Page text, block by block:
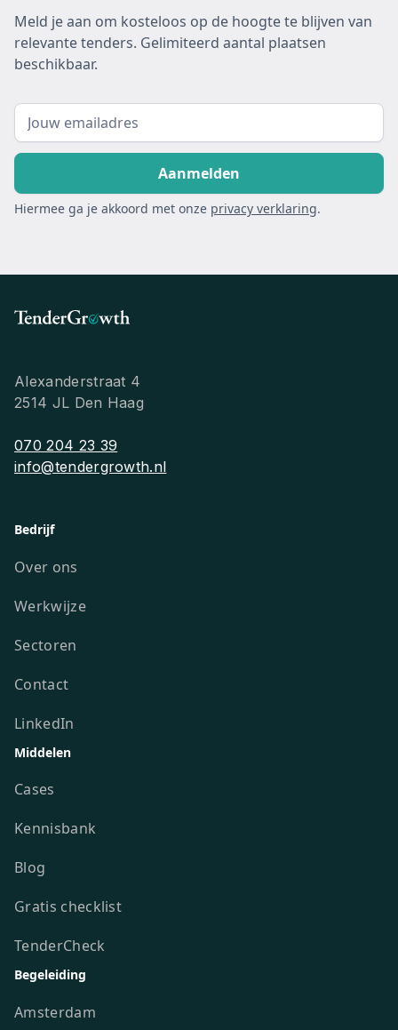
Meld je aan om kosteloos op de hoogte te blijven van
relevante tenders. Gelimiteerd aantal plaatsen
beschikbaar.
Hiermee ga je akkoord met onze privacy verklaring.
Alexanderstraat 4
2514 JL Den Haag
070 204 23 39
info@tendergrowth.nl
Bedrijf
Over ons
Werkwijze
Sectoren
Contact
LinkedIn
Middelen
Cases
Kennisbank
Blog
Gratis checklist
TenderCheck
Begeleiding
Amsterdam